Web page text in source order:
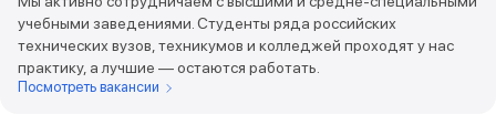
учебными заведениями. Студенты ряда российских
технических вузов, техникумов и колледжей проходят у нас
практику, а лучшие — остаются работать.
Посмотреть вакансии